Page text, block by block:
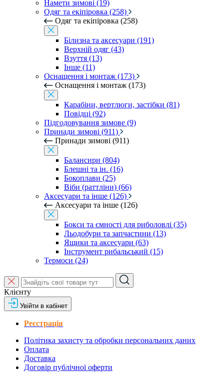
Намети зимові (19)
Одяг та екіпіровка (258)
Одяг та екіпіровка (258)
Білизна та аксесуари (191)
Верхній одяг (43)
Взуття (13)
Інше (11)
Оснащення і монтаж (173)
Оснащення і монтаж (173)
Карабіни, вертлюги, застібки (81)
Повідці (92)
Підгодовування зимове (9)
Принади зимові (911)
Принади зимові (911)
Балансири (804)
Блешні та ін. (16)
Бокоплави (25)
Віби (раттліни) (66)
Аксесуари та інше (126)
Аксесуари та інше (126)
Бокси та ємності для риболовлі (35)
Льодобури та запчастини (13)
Ящики та аксесуари (63)
Інструмент рибальський (15)
Термоси (24)
Клієнту
Увійти в кабінет
Реєстрація
Політика захисту та обробки персональних даних
Оплата
Доставка
Договір публічної оферти